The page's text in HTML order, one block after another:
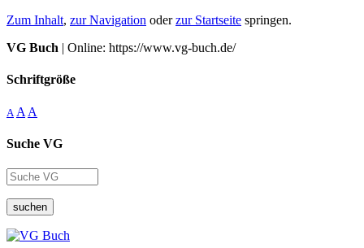
Zum Inhalt, zur Navigation oderzur Startseite springen.
VG Buch | Online: https://www.vg-buch.de/
Schriftgröße
A A A
Suche VG
suchen